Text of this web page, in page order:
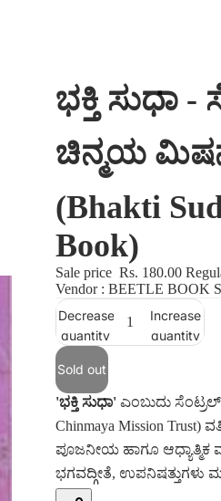
ಭಕ್ತಿ ಸುಧಾ -
ಚಿನ್ಮಯ
(Bhakti
Book)
Sale price Rs. 180.00
Vendor : BEETLE BOOK
Decrease
quantity
Increase
quantity
Sold out
'ಭಕ್ತಿ ಸುಧಾ' ಎಂಬುದು
Chinmaya Mission
ಪೂಜನೀಯ ಹಾಗೂ ಆಧ್ಯಾತ್ಮಿಕ
ಭಗವದ್ಗೀತೆ, ಉಪನಿಷತ್ತುಗಳು
ಸಾಮಾನ್ಯ ಓದುಗರಿಗೂ